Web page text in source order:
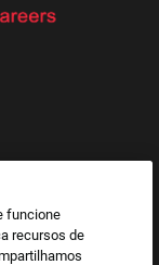
De
funcione
recursos de